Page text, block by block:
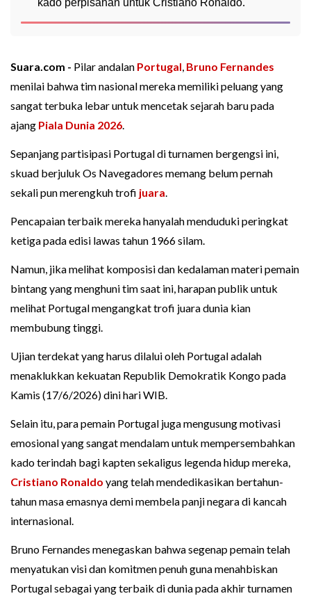
kado perpisahan untuk Cristiano Ronaldo.
Suara.com - Pilar andalan Portugal, Bruno Fernandes
menilai bahwa tim nasional mereka memiliki peluang yang
sangat terbuka lebar untuk mencetak sejarah baru pada
ajang Piala Dunia 2026.
Sepanjang partisipasi Portugal di turnamen bergengsi ini,
skuad berjuluk Os Navegadores memang belum pernah
sekali pun merengkuh trofi juara.
Pencapaian terbaik mereka hanyalah menduduki peringkat
ketiga pada edisi lawas tahun 1966 silam.
Namun, jika melihat komposisi dan kedalaman materi pemain
bintang yang menghuni tim saat ini, harapan publik untuk
melihat Portugal mengangkat trofi juara dunia kian
membubung tinggi.
Ujian terdekat yang harus dilalui oleh Portugal adalah
menaklukkan kekuatan Republik Demokratik Kongo pada
Kamis (17/6/2026) dini hari WIB.
Selain itu, para pemain Portugal juga mengusung motivasi
emosional yang sangat mendalam untuk mempersembahkan
kado terindah bagi kapten sekaligus legenda hidup mereka,
Cristiano Ronaldo yang telah mendedikasikan bertahun-
tahun masa emasnya demi membela panji negara di kancah
internasional.
Bruno Fernandes menegaskan bahwa segenap pemain telah
menyatukan visi dan komitmen penuh guna menahbiskan
Portugal sebagai yang terbaik di dunia pada akhir turnamen